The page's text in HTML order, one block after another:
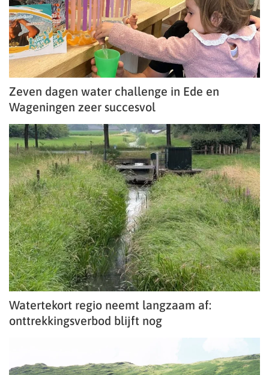
Zeven dagen water challenge in Ede en
Wageningen zeer succesvol
Watertekort regio neemt langzaam af:
onttrekkingsverbod blijft nog